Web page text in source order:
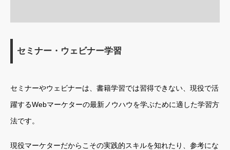
セミナー・ウェビナー学習
セミナーやウェビナーは、書籍学習では習得できない、現役で活
躍するWebマーケターの最新ノウハウを学ぶために適した学習方
法です。
現役マーケターだからこその実践的スキルを知れたり、参考にな